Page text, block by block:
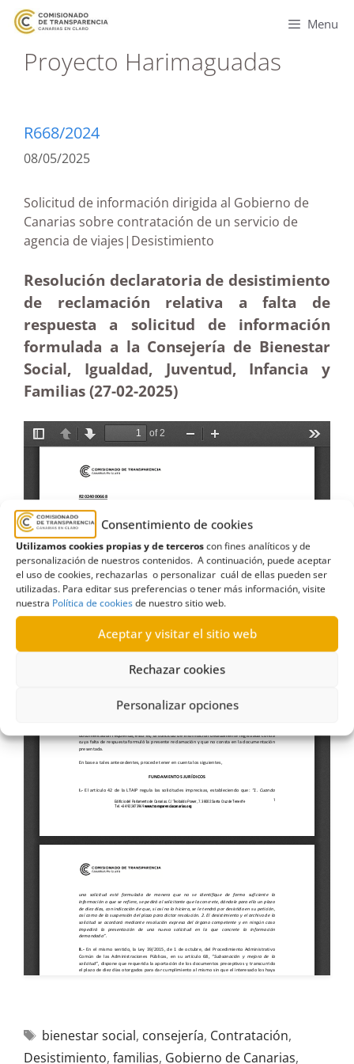
Consentimiento de cookies
Utilizamos cookies propias y de terceroscon fines analíticos y de
personalización de nuestros contenidos. A continuación, puede aceptar
el uso de cookies, rechazarlas o personalizar cuál de ellas pueden ser
utilizadas. Para editar sus preferencias o tener más información, visite
nuestra Política de cookiesde nuestro sitio web.
Aceptar y visitar el sitio web
Rechazar cookies
Personalizar opciones
Menu
Proyecto Harimaguadas
R668/2024
08/05/2025
Solicitud de información dirigida al Gobierno de
Canarias sobre contratación de un servicio de
agencia de viajes|Desistimiento
Resolución declaratoria de desistimiento
de reclamación relativa a falta de
respuesta a solicitud de información
formulada a la Consejería de Bienestar
Social, Igualdad, Juventud, Infancia y
Familias (27-02-2025)
bienestar social, consejería, Contratación,
Desistimiento, familias, Gobierno de Canarias,